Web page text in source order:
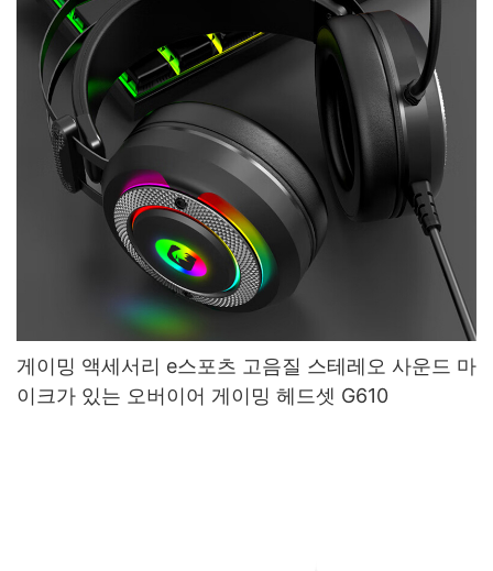
게이밍 액세서리 e스포츠 고음질 스테레오 사운드 마
이크가 있는 오버이어 게이밍 헤드셋 G610